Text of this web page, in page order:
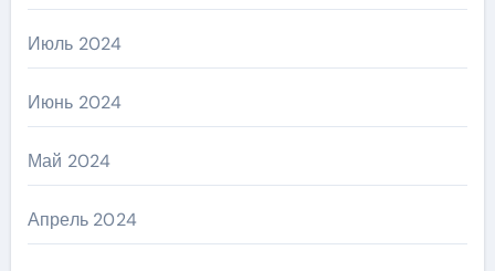
Июль 2024
Июнь 2024
Май 2024
Апрель 2024